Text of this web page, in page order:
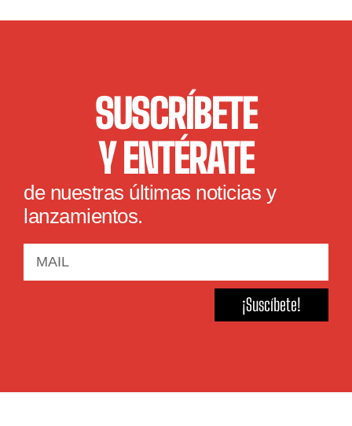
SUSCRÍBETE
Y ENTÉRATE
de nuestras últimas noticias y
lanzamientos.
¡Suscíbete!